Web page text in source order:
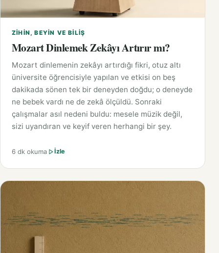
ZIHIN, BEYIN VE BILIŞ
Mozart Dinlemek Zekâyı Artırır mı?
Mozart dinlemenin zekâyı artırdığı fikri, otuz altı
üniversite öğrencisiyle yapılan ve etkisi on beş
dakikada sönen tek bir deneyden doğdu; o deneyde
ne bebek vardı ne de zekâ ölçüldü. Sonraki
çalışmalar asıl nedeni buldu: mesele müzik değil,
sizi uyandıran ve keyif veren herhangi bir şey.
6 dk okuma İzle